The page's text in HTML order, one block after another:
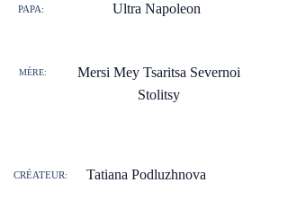
PAPA: Ultra Napoleon
MÈRE:
Mersi Mey Tsaritsa Severnoi
Stolitsy
Tatiana Podluzhnova
CRÉATEUR: